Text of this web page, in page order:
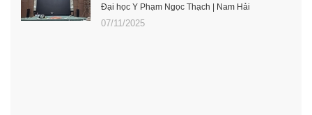
Đại học Y Phạm Ngọc Thạch | Nam Hải
07/11/2025